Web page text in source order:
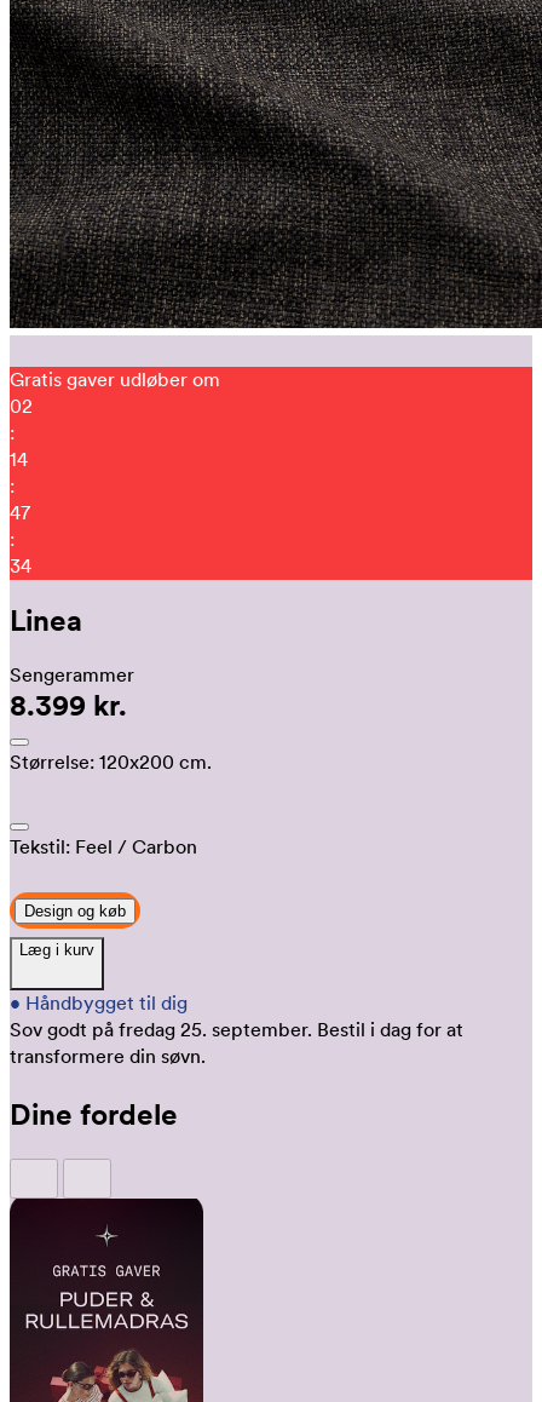
Gratis gaver udløber om
02
:
14
:
47
:
24
Linea
Sengerammer
8.399 kr.
Størrelse: 120x200 cm.
Tekstil: Feel / Carbon
Design og køb
Læg i kurv
• Håndbygget til dig
Sov godt på fredag 25. september. Bestil i dag for at
transformere din søvn.
Dine fordele